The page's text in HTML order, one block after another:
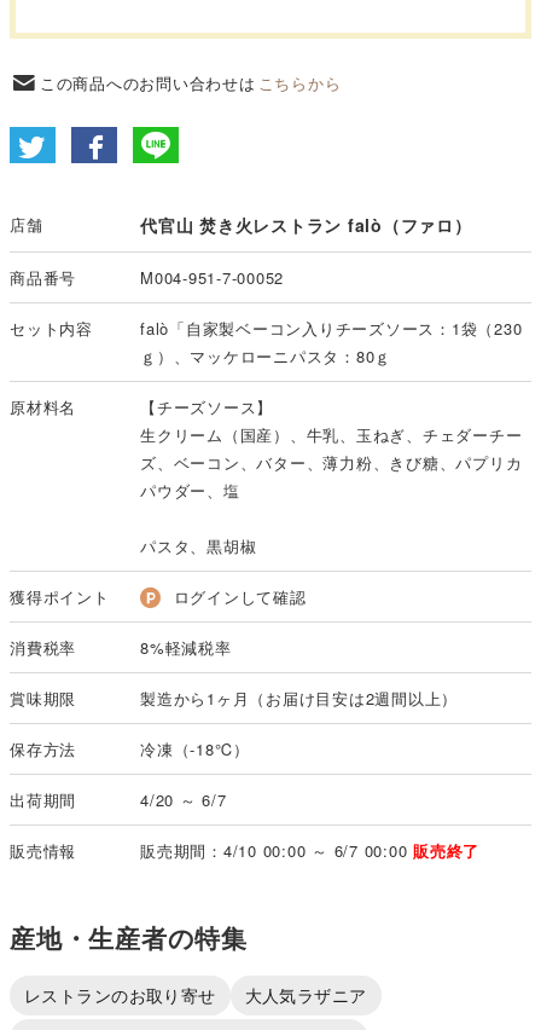
この商品へのお問い合わせは こちらから
店舗 代官山 焚き火レストラン falò（ファロ）
商品番号 M004-951-7-00052
セット内容
falò「自家製ベーコン入りチーズソース：1袋（230
ｇ）、マッケローニパスタ：80ｇ
原材料名
【チーズソース】
生クリーム（国産）、牛乳、玉ねぎ、チェダーチー
ズ、ベーコン、バター、薄力粉、きび糖、パプリカ
パウダー、塩
パスタ、黒胡椒
獲得ポイント ログインして確認
消費税率 8%軽減税率
賞味期限 製造から1ヶ月（お届け目安は2週間以上）
保存方法 冷凍（-18℃）
出荷期間 4/20 ～ 6/7
販売情報 販売期間：4/10 00:00 ～ 6/7 00:00販売終了
産地・生産者の特集
レストランのお取り寄せ
大人気ラザニア